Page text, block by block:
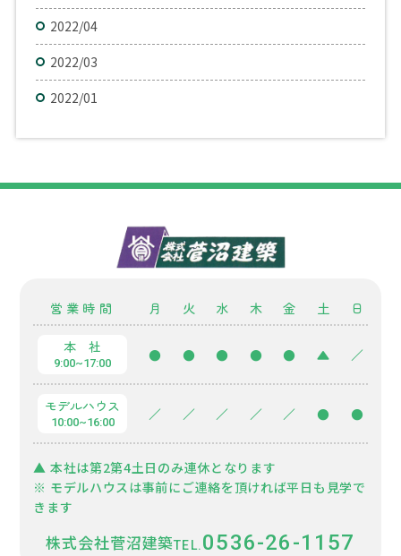
2022/04
2022/03
2022/01
営業時間 月 火 水 木 金 土 日
本 社
9:00~17:00 ● ● ● ● ● ▲ ／
モデルハウス
10:00~16:00 ／ ／ ／ ／ ／ ● ●
▲ 本社は第2第4土日のみ連休となります
※ モデルハウスは事前にご連絡を頂ければ平日も見学で
きます
株式会社菅沼建築 0536-26-1157